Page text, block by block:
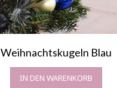
Weihnachtskugeln Blau
IN DEN WARENKORB